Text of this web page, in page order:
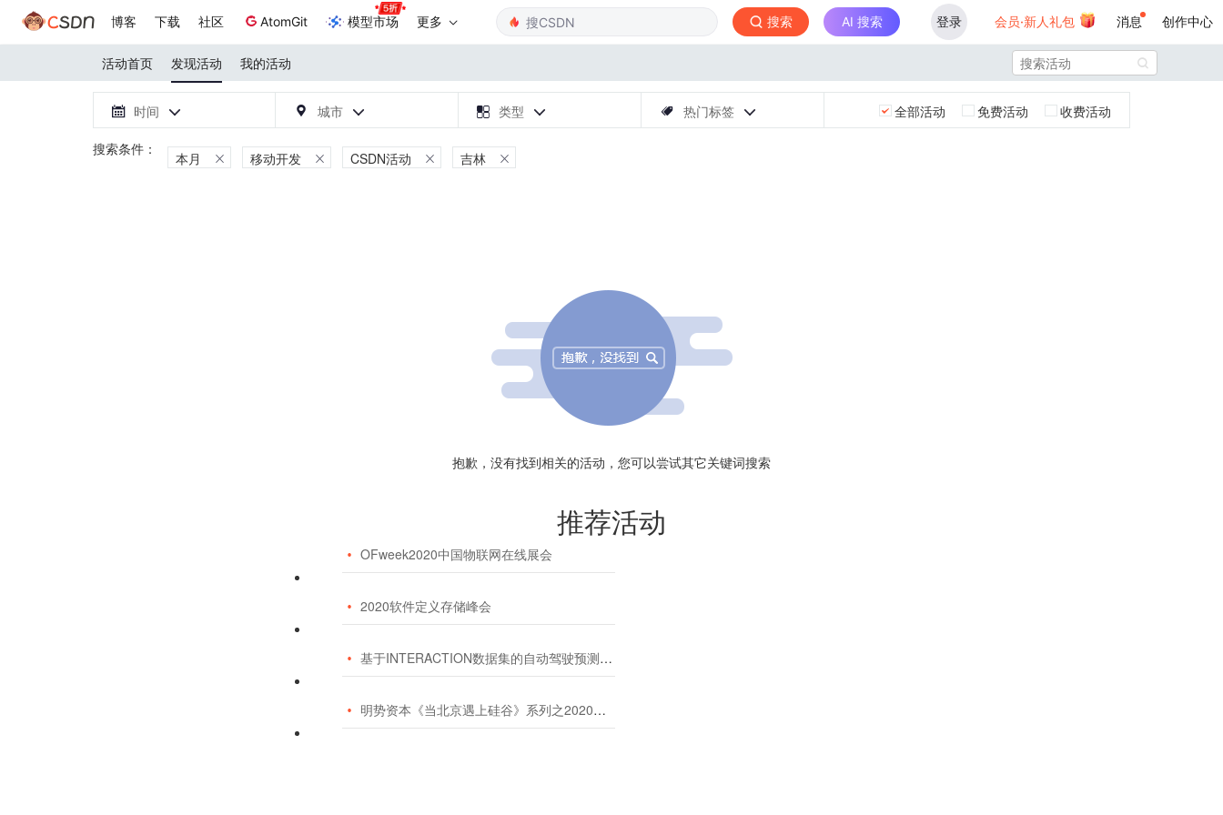
博客 下载 社区 AtomGit 模型市场 更多 搜索 AI 搜索 登录 会员·新人礼包 消息 创作中心
活动首页 发现活动 我的活动 
 时间   城市   类型   热门标签  全部活动 免费活动 收费活动
本月  移动开发  CSDN活动  吉林 
抱歉，没有找到相关的活动，您可以尝试其它关键词搜索
推荐活动
 OFweek2020中国物联网在线展会
 2020软件定义存储峰会
 基于INTERACTION数据集的自动驾驶预测模型挑战赛
 明势资本《当北京遇上硅谷》系列之2020年度开源峰会